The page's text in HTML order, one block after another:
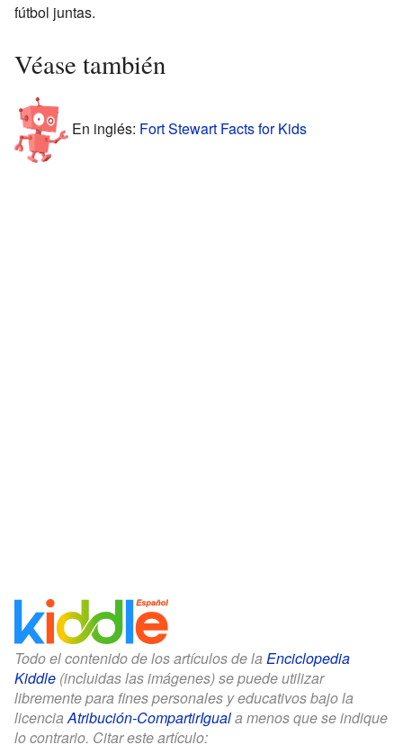
fútbol juntas.
Véase también
En inglés: Fort Stewart Facts for Kids
Todo el contenido de los artículos de la Enciclopedia
Kiddle (incluidas las imágenes) se puede utilizar
libremente para fines personales y educativos bajo la
licenciaAtribución-CompartirIguala menos que se indique
lo contrario. Citar este artículo: